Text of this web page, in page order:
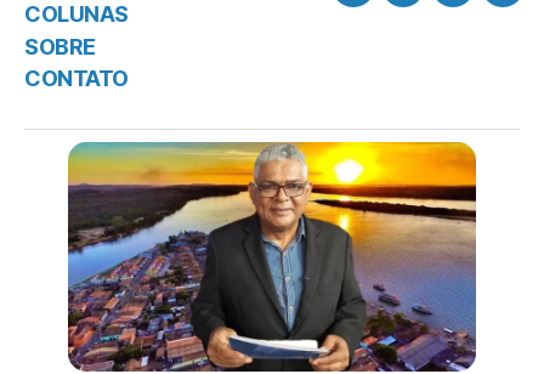
COLUNAS
SOBRE
CONTATO